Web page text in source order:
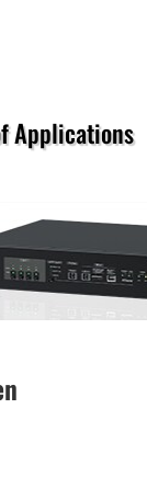
Applications